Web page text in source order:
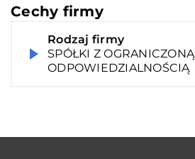
Cechy firmy
Rodzaj firmy
SPÓŁKI Z OGRANICZONĄ
ODPOWIEDZIALNOŚCIĄ